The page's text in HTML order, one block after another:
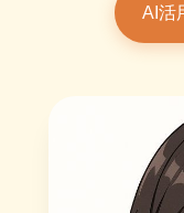
AI活